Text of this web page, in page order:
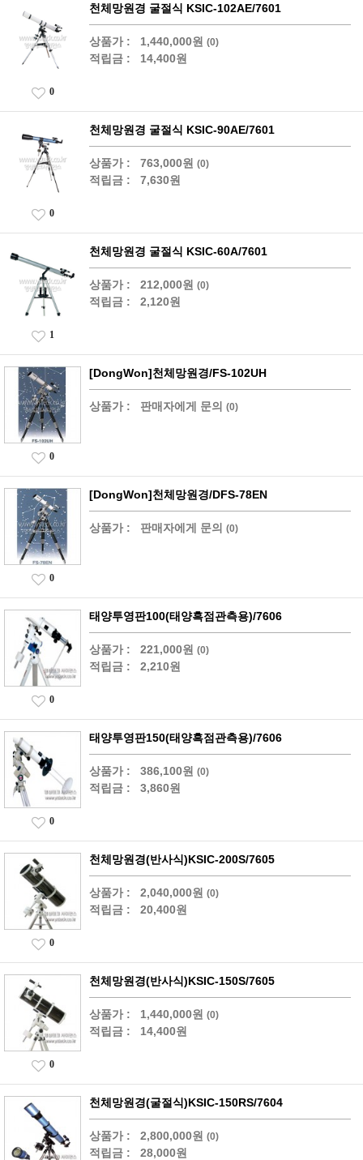
천체망원경 굴절식 KSIC-102AE/7601
상품가 : 1,440,000원 (0)
적립금 : 14,400원
0
천체망원경 굴절식 KSIC-90AE/7601
상품가 : 763,000원 (0)
적립금 : 7,630원
0
천체망원경 굴절식 KSIC-60A/7601
상품가 : 212,000원 (0)
적립금 : 2,120원
1
[DongWon]천체망원경/FS-102UH
상품가 : 판매자에게 문의 (0)
0
[DongWon]천체망원경/DFS-78EN
상품가 : 판매자에게 문의 (0)
0
태양투영판100(태양흑점관측용)/7606
상품가 : 221,000원 (0)
적립금 : 2,210원
0
태양투영판150(태양흑점관측용)/7606
상품가 : 386,100원 (0)
적립금 : 3,860원
0
천체망원경(반사식)KSIC-200S/7605
상품가 : 2,040,000원 (0)
적립금 : 20,400원
0
천체망원경(반사식)KSIC-150S/7605
상품가 : 1,440,000원 (0)
적립금 : 14,400원
0
천체망원경(굴절식)KSIC-150RS/7604
상품가 : 2,800,000원 (0)
적립금 : 28,000원